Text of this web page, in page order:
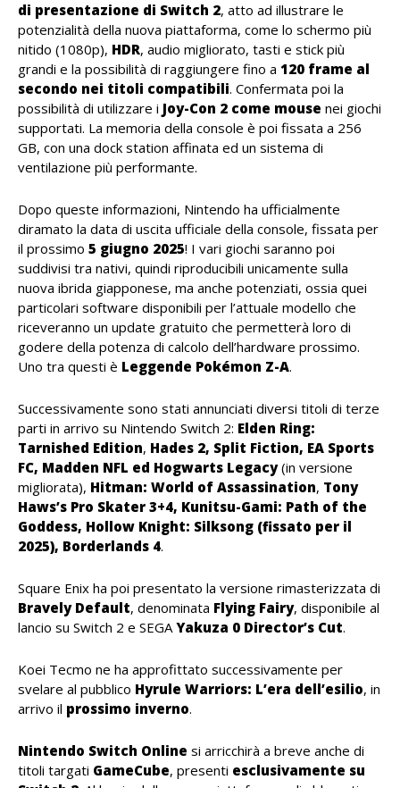
di presentazione di Switch 2, atto ad illustrare le
potenzialità della nuova piattaforma, come lo schermo più
nitido (1080p), HDR, audio migliorato, tasti e stick più
grandi e la possibilità di raggiungere fino a 120 frame al
secondo nei titoli compatibili. Confermata poi la
possibilità di utilizzare i Joy-Con 2 come mouse nei giochi
supportati. La memoria della console è poi fissata a 256
GB, con una dock station affinata ed un sistema di
ventilazione più performante.
Dopo queste informazioni, Nintendo ha ufficialmente
diramato la data di uscita ufficiale della console, fissata per
il prossimo 5 giugno 2025! I vari giochi saranno poi
suddivisi tra nativi, quindi riproducibili unicamente sulla
nuova ibrida giapponese, ma anche potenziati, ossia quei
particolari software disponibili per l’attuale modello che
riceveranno un update gratuito che permetterà loro di
godere della potenza di calcolo dell’hardware prossimo.
Uno tra questi è Leggende Pokémon Z-A.
Successivamente sono stati annunciati diversi titoli di terze
parti in arrivo su Nintendo Switch 2: Elden Ring:
Tarnished Edition, Hades 2, Split Fiction, EA Sports
FC, Madden NFL ed Hogwarts Legacy(in versione
migliorata), Hitman: World of Assassination, Tony
Haws’s Pro Skater 3+4, Kunitsu-Gami: Path of the
Goddess, Hollow Knight: Silksong (fissato per il
2025), Borderlands 4.
Square Enix ha poi presentato la versione rimasterizzata di
Bravely Default, denominata Flying Fairy, disponibile al
lancio su Switch 2 e SEGAYakuza 0 Director’s Cut.
Koei Tecmo ne ha approfittato successivamente per
svelare al pubblico Hyrule Warriors: L’era dell’esilio, in
arrivo il prossimo inverno.
Nintendo Switch Online si arricchirà a breve anche di
titoli targati GameCube, presenti esclusivamente su